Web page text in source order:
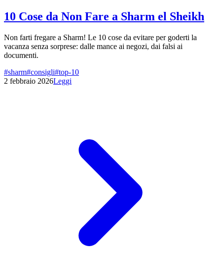
10 Cose da Non Fare a Sharm el Sheikh
Non farti fregare a Sharm! Le 10 cose da evitare per goderti la
vacanza senza sorprese: dalle mance ai negozi, dai falsi ai
documenti.
#sharm#consigli#top-10
2 febbraio 2026Leggi